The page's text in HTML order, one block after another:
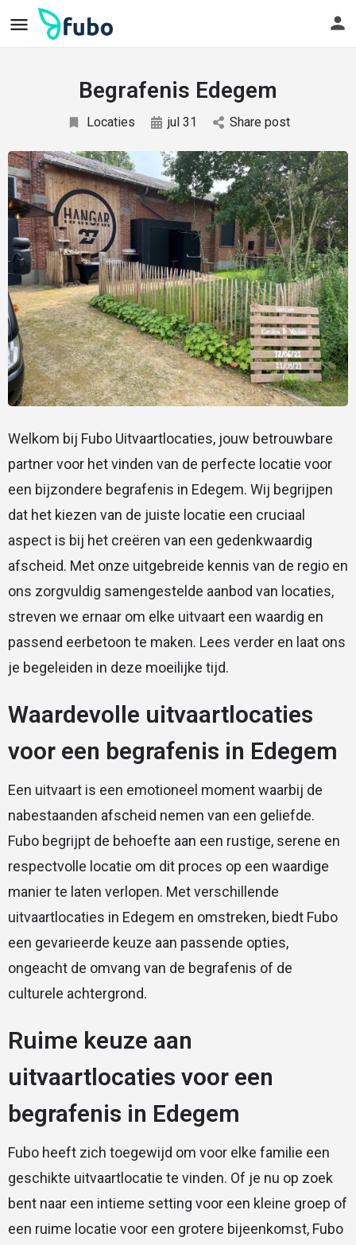
Begrafenis Edegem
Locaties jul 31 Share post
Welkom bij Fubo Uitvaartlocaties, jouw betrouwbare
partner voor het vinden van de perfecte locatie voor
een bijzondere begrafenis in Edegem. Wij begrijpen
dat het kiezen van de juiste locatie een cruciaal
aspect is bij het creëren van een gedenkwaardig
afscheid. Met onze uitgebreide kennis van de regio en
ons zorgvuldig samengestelde aanbod van locaties,
streven we ernaar om elke uitvaart een waardig en
passend eerbetoon te maken. Lees verder en laat ons
je begeleiden in deze moeilijke tijd.
Waardevolle uitvaartlocaties
voor een begrafenis in Edegem
Een uitvaart is een emotioneel moment waarbij de
nabestaanden afscheid nemen van een geliefde.
Fubo begrijpt de behoefte aan een rustige, serene en
respectvolle locatie om dit proces op een waardige
manier te laten verlopen. Met verschillende
uitvaartlocaties in Edegem en omstreken, biedt Fubo
een gevarieerde keuze aan passende opties,
ongeacht de omvang van de begrafenis of de
culturele achtergrond.
Ruime keuze aan
uitvaartlocaties voor een
begrafenis in Edegem
Fubo heeft zich toegewijd om voor elke familie een
geschikte uitvaartlocatie te vinden. Of je nu op zoek
bent naar een intieme setting voor een kleine groep of
een ruime locatie voor een grotere bijeenkomst, Fubo